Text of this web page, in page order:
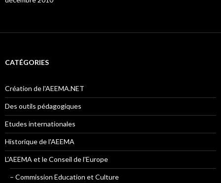
CATÉGORIES
Création de l'AEEMA.NET
Des outils pédagogiques
Etudes internationales
Historique de l'AEEMA
L'AEEMA et le Conseil de l'Europe
– Commission Education et Culture